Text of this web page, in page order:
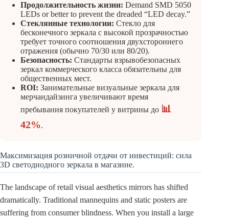
Продолжительность жизни: Demand SMD 5050
LEDs or better to prevent the dreaded “LED decay.”
Стеклянные технологии: Стекло для
бесконечного зеркала с высокой прозрачностью
требует точного соотношения двухстороннего
отражения (обычно 70/30 или 80/20).
Безопасность: Стандарты взрывобезопасных
зеркал коммерческого класса обязательны для
общественных мест.
ROI: Занимательные визуальные зеркала для
мерчандайзинга увеличивают время
пребывания покупателей у витрины до 📊
42%.
Максимизация розничной отдачи от инвестиций: сила
3D светодиодного зеркала в магазине.
The landscape of retail visual aesthetics mirrors has shifted
dramatically. Traditional mannequins and static posters are
suffering from consumer blindness. When you install a large